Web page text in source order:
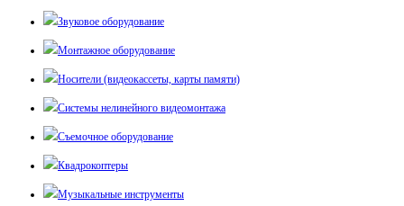
Звуковое оборудование
Монтажное оборудование
Носители (видеокассеты, карты памяти)
Системы нелинейного видеомонтажа
Съемочное оборудование
Квадрокоптеры
Музыкальные инструменты